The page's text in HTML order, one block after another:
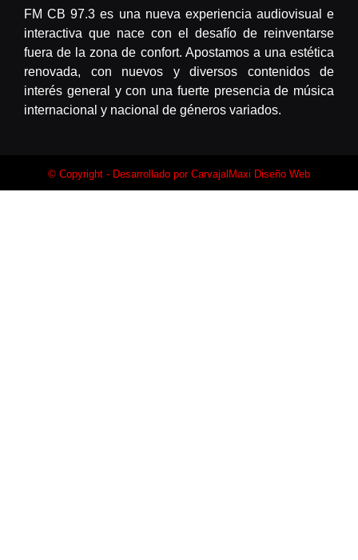
FM CB 97.3 es una nueva experiencia audiovisual e
interactiva que nace con el desafío de reinventarse
fuera de la zona de confort. Apostamos a una estética
renovada, con nuevos y diversos contenidos de
interés general y con una fuerte presencia de música
internacional y nacional de géneros variados.
© Copyright - Desarrollado por CarvajalMaxi Diseño Web